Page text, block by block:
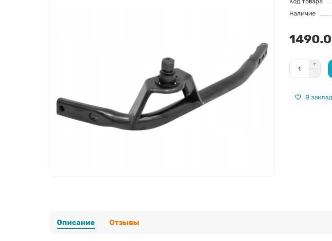
Наличие
В
Описание Отзывы